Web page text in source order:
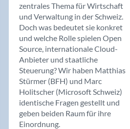
zentrales Thema für Wirtschaft
und Verwaltung in der Schweiz.
Doch was bedeutet sie konkret
und welche Rolle spielen Open
Source, internationale Cloud-
Anbieter und staatliche
Steuerung? Wir haben Matthias
Stürmer (BFH) und Marc
Holitscher (Microsoft Schweiz)
identische Fragen gestellt und
geben beiden Raum für ihre
Einordnung.